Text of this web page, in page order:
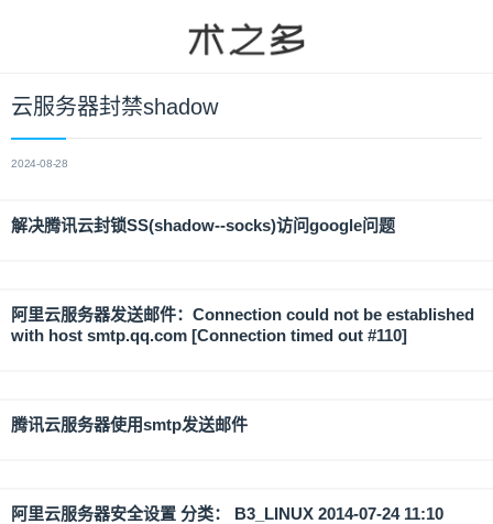
云服务器封禁shadow
2024-08-28
解决腾讯云封锁SS(shadow--socks)访问google问题
阿里云服务器发送邮件：Connection could not be established
with host smtp.qq.com [Connection timed out #110]
腾讯云服务器使用smtp发送邮件
阿里云服务器安全设置 分类： B3_LINUX 2014-07-24 11:10